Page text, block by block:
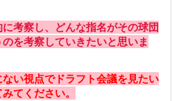
考察し、どんな指名がその球団
を考察していきたいと思いま
い視点でドラフト会議を見たい
てください。